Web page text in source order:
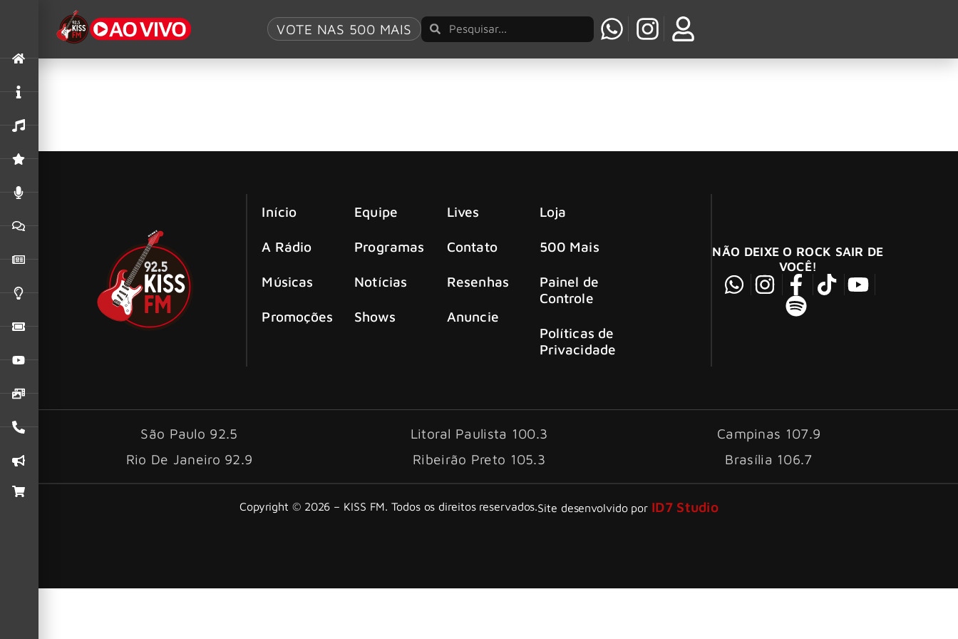
VOTE NAS 500 MAIS
Tag:666
Início
A Rádio
Músicas
Promoções
Equipe
Programas
Notícias
Shows
Lives
Contato
Resenhas
Anuncie
Loja
500 Mais
Painel de
Controle
Políticas de
Privacidade
NÃO DEIXE O ROCK SAIR DE
VOCÊ!
São Paulo 92.5 Litoral Paulista 100.3
Campinas 107.9
Rio De Janeiro 92.9
Ribeirão Preto 105.3 Brasília 106.7
Copyright © 2026 – KISS FM. Todos os direitos reservados.Site desenvolvido por ID7 Studio